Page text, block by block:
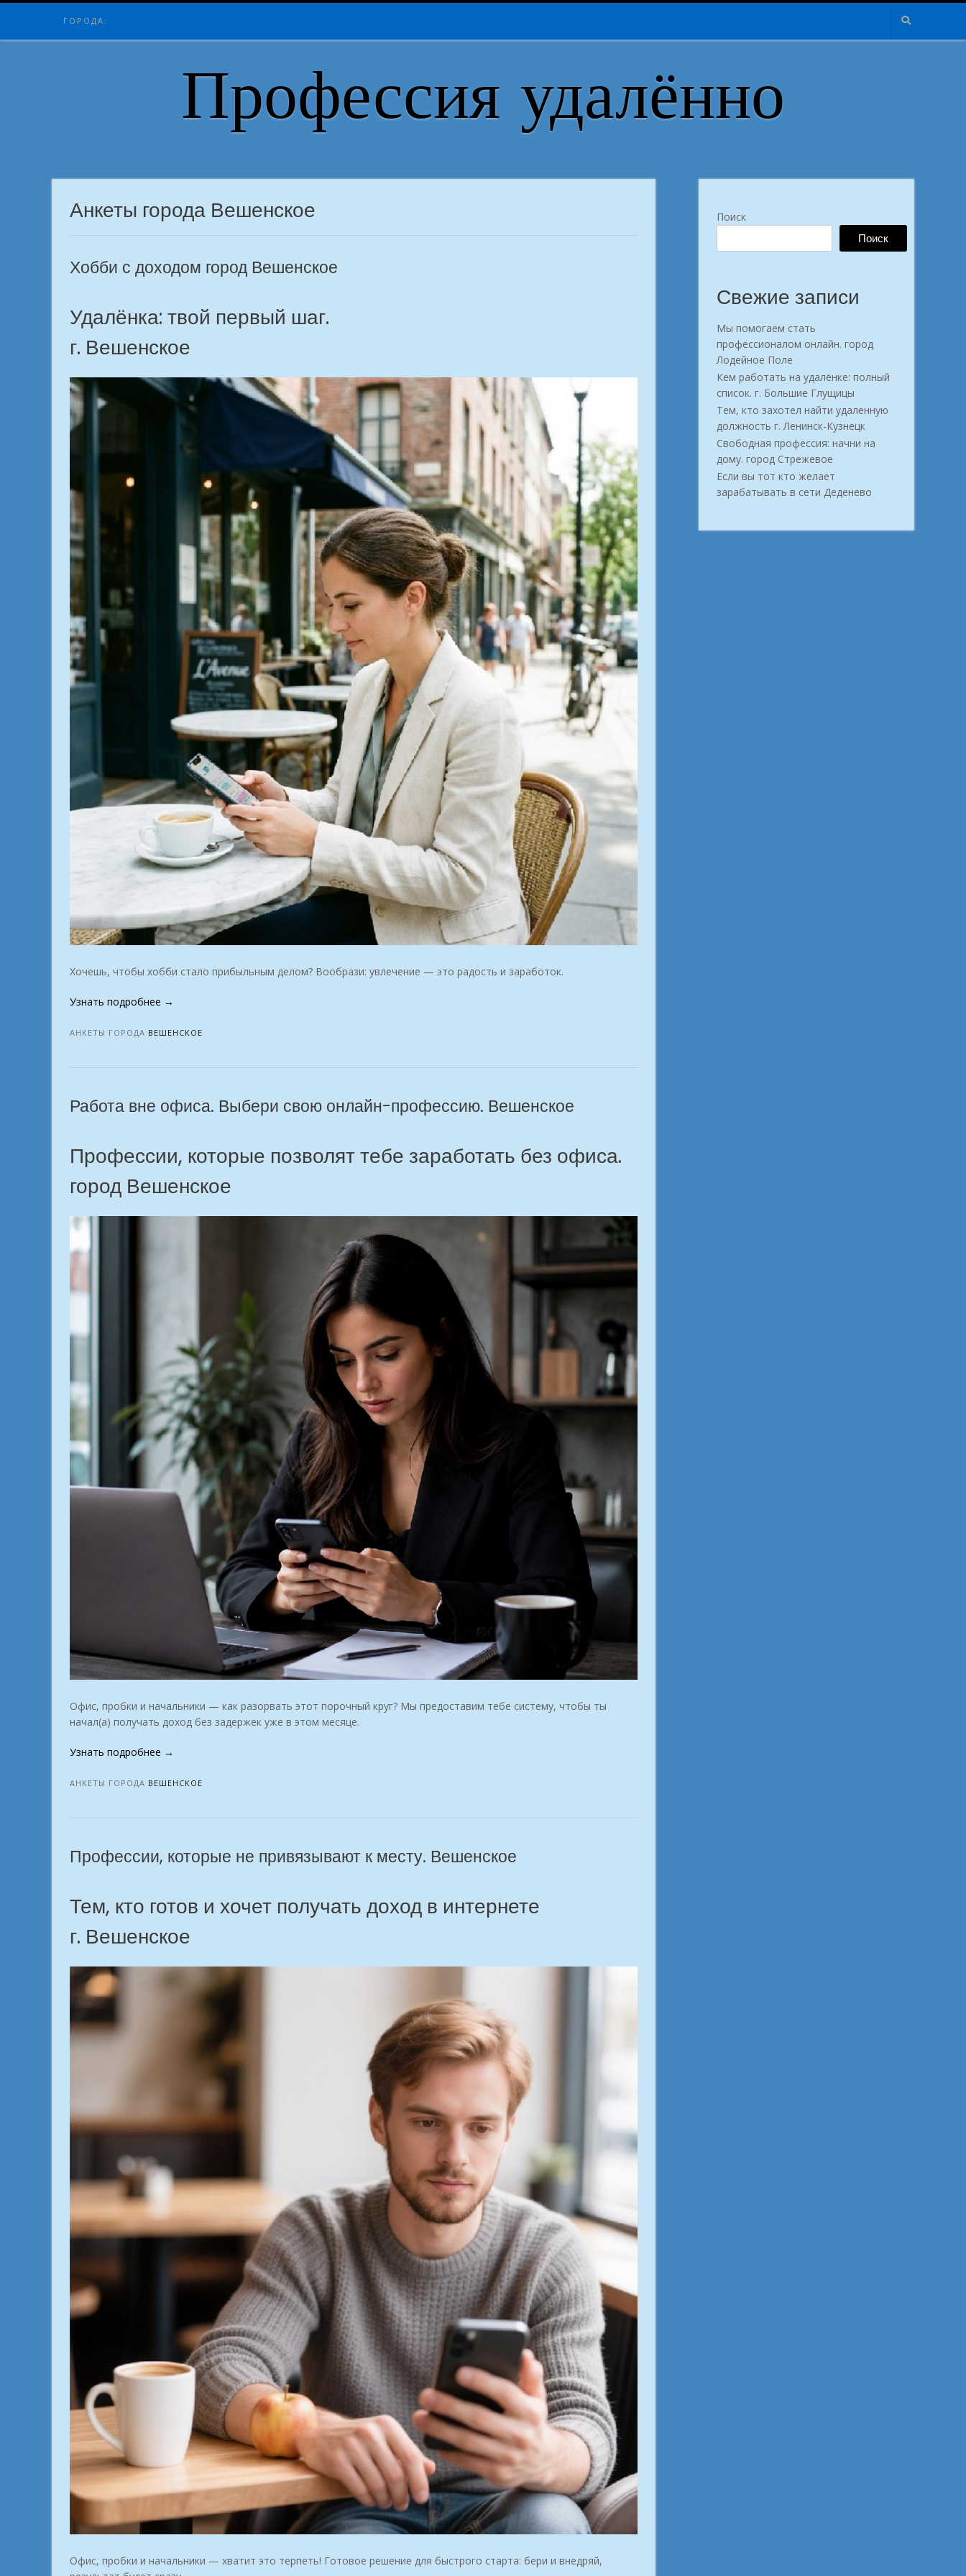
Skip
content
ГОРОДА:
Профессия удалённо
Анкеты города Вешенское
Хобби с доходом город Вешенское
Удалёнка: твой первый шаг.
г. Вешенское
Хочешь, чтобы хобби стало прибыльным делом? Вообрази: увлечение — это радость и заработок.
Узнать подробнее «Хобби
доходом
Вешенское»
→
АНКЕТЫ ГОРОДА ВЕШЕНСКОЕ
Работа вне офиса. Выбери свою онлайн-профессию. Вешенское
Профессии, которые позволят тебе заработать без офиса.
город Вешенское
Офис, пробки и начальники — как разорвать этот порочный круг? Мы предоставим тебе систему, чтобы ты
начал(а) получать доход без задержек уже в этом месяце.
Узнать подробнее «Работа
офиса.
свою
Вешенское»
→
АНКЕТЫ ГОРОДА ВЕШЕНСКОЕ
Профессии, которые не привязывают к месту. Вешенское
Тем, кто готов и хочет получать доход в интернете
г. Вешенское
Офис, пробки и начальники — хватит это терпеть! Готовое решение для быстрого старта: бери и внедряй,
Поиск
Поиск
Свежие записи
Мы помогаем стать
профессионалом онлайн. город
Лодейное Поле
Кем работать на удалёнке: полный
список. г. Большие Глущицы
Тем, кто захотел найти удаленную
должность г. Ленинск-Кузнецк
Свободная профессия: начни на
дому. город Стрежевое
Если вы тот кто желает
зарабатывать в сети Деденево